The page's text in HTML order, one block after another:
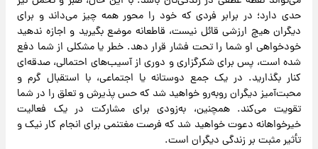
حدی دارد؛ در برابر فردی که خود را محور همه چیز می‌داند و برای
دیگران هیچ ارزشی قائل نیست، قاطعانه موضع بگیرید و اجازه ندهید
خودخواهی او شما را تحت فشار قرار دهد. خطر یا مشکلی از شما دفع
شده است، پس برای شکرگزاری و دوری از آسیب‌های احتمالی، صدقه‌ای
کنار بگذارید. در یک جمع دوستانه یا اجتماعی، با استقبال گرم و
محبت‌آمیز دیگران روبه‌رو خواهید شد که حس پذیرش و تعلق را در شما
تقویت می‌کند. همچنین، به‌زودی برای مشارکت در یک فعالیت
خیرخواهانه دعوت خواهید شد که فرصت مغتنمی برای انجام کار نیک و
تأثیر مثبت بر زندگی دیگران است.